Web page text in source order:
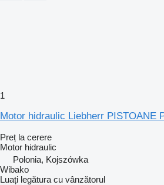
1
Motor hidraulic Liebherr PISTOANE
Preț la cerere
Motor hidraulic
Polonia, Kojszówka
Wibako
Luați legătura cu vânzătorul